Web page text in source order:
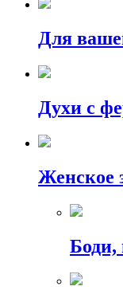
Для
Духи с
Женское
Боди,